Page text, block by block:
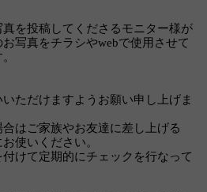
を投稿してくださるモニター様が
写真をチラシやwebで使用させて
ただけますようお願い申し上げま
はご家族やお友達に差し上げる
使いください。
けて定期的にチェックを行なって